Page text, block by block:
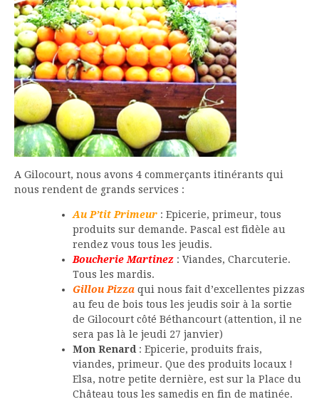
A Gilocourt, nous avons 4 commerçants itinérants qui
nous rendent de grands services :
Au P’tit Primeur : Epicerie, primeur, tous
produits sur demande. Pascal est fidèle au
rendez vous tous les jeudis.
Boucherie Martinez : Viandes, Charcuterie.
Tous les mardis.
Gillou Pizza qui nous fait d’excellentes pizzas
au feu de bois tous les jeudis soir à la sortie
de Gilocourt côté Béthancourt (attention, il ne
sera pas là le jeudi 27 janvier)
Mon Renard : Epicerie, produits frais,
viandes, primeur. Que des produits locaux !
Elsa, notre petite dernière, est sur la Place du
Château tous les samedis en fin de matinée.